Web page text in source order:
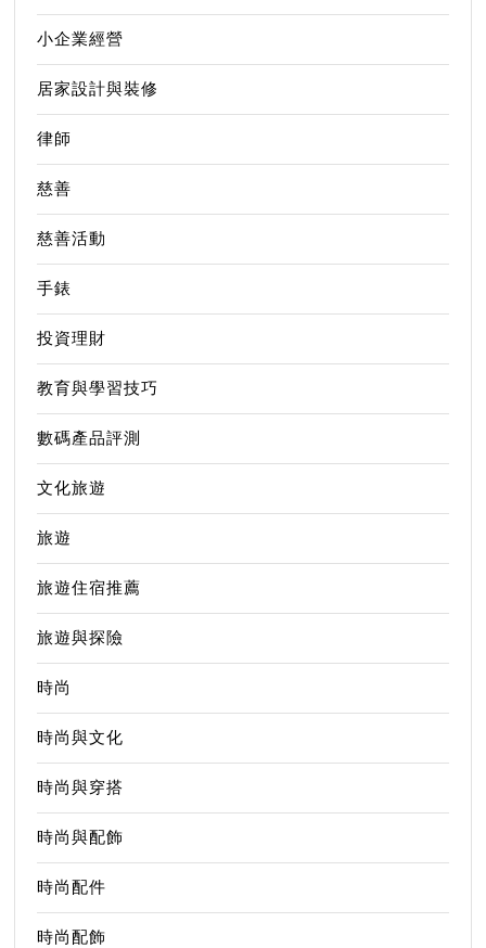
小企業經營
居家設計與裝修
律師
慈善
慈善活動
手錶
投資理財
教育與學習技巧
數碼產品評測
文化旅遊
旅遊
旅遊住宿推薦
旅遊與探險
時尚
時尚與文化
時尚與穿搭
時尚與配飾
時尚配件
時尚配飾